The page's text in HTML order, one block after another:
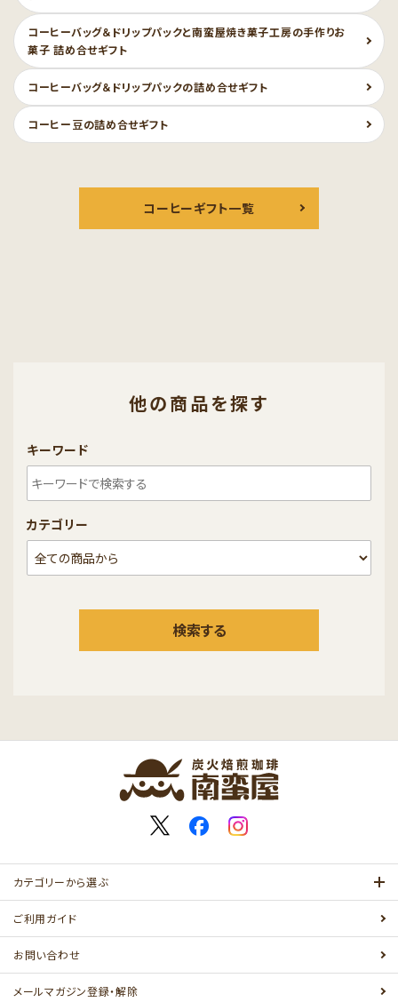
コーヒーバッグ＆ドリップパックと南蛮屋焼き菓子工房の手作りお
菓子 詰め合せギフト
コーヒーバッグ＆ドリップパックの詰め合せギフト
コーヒー豆の詰め合せギフト
コーヒーギフト一覧
他の商品を探す
キーワード
カテゴリー
検索する
カテゴリーから選ぶ
ご利用ガイド
お問い合わせ
メールマガジン登録・解除